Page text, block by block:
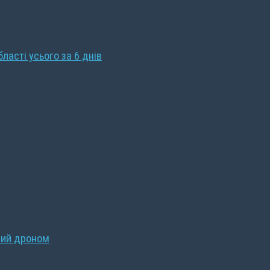
усього за 6 днів
дроном